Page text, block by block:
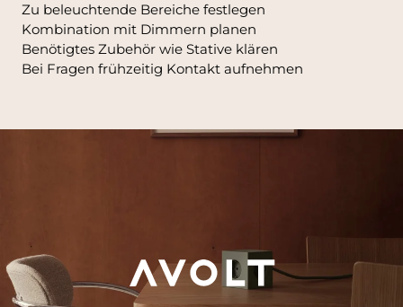
Zu beleuchtende Bereiche festlegen
Kombination mit Dimmern planen
Benötigtes Zubehör wie Stative klären
Bei Fragen frühzeitig Kontakt aufnehmen